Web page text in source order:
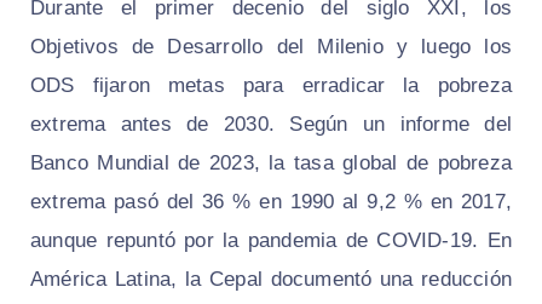
Durante el primer decenio del siglo XXI, los
Objetivos de Desarrollo del Milenio y luego los
ODS fijaron metas para erradicar la pobreza
extrema antes de 2030. Según un informe del
Banco Mundial de 2023, la tasa global de pobreza
extrema pasó del 36 % en 1990 al 9,2 % en 2017,
aunque repuntó por la pandemia de COVID-19. En
América Latina, la Cepal documentó una reducción